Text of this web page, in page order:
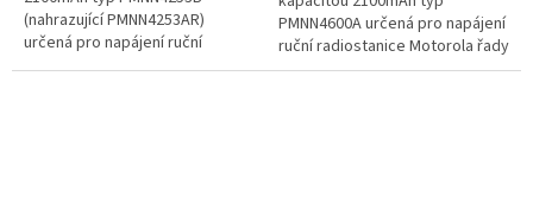
(nahrazující PMNN4253AR)
určená pro napájení ruční
radiostanice Motorola řady
PMNN4600A určená pro napájení
ruční radiostanice Motorola řady
MOTOTRBO R2.